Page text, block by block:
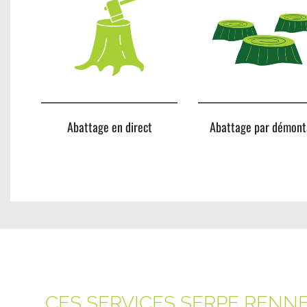
Abattage en direct Abattage par